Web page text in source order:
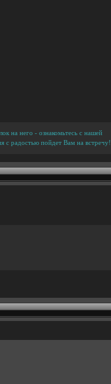
на него - ознакомьтесь с нашей
с радостью пойдет Вам на встречу!